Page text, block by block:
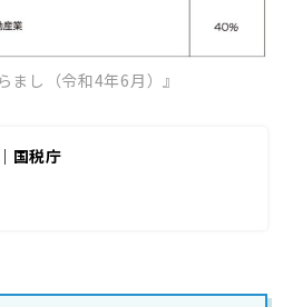
まし（令和4年6月）』
国税庁